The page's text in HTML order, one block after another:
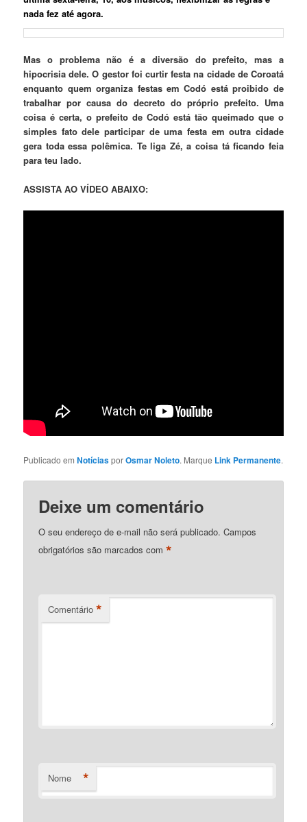
nada fez até agora.
Mas o problema não é a diversão do prefeito, mas a
hipocrisia dele. O gestor foi curtir festa na cidade de Coroatá
enquanto quem organiza festas em Codó está proibido de
trabalhar por causa do decreto do próprio prefeito. Uma
coisa é certa, o prefeito de Codó está tão queimado que o
simples fato dele participar de uma festa em outra cidade
gera toda essa polêmica. Te liga Zé, a coisa tá ficando feia
para teu lado.
ASSISTA AO VÍDEO ABAIXO:
Publicado emNotíciasporOsmar Noleto. Marque Link Permanente.
Deixe um comentário
O seu endereço de e-mail não será publicado. Campos
obrigatórios são marcados com*
Comentário *
Nome *